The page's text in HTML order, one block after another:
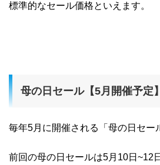
標準的なセール価格といえます。
母の日セール【5月開催予定】
毎年5月に開催される「母の日セー
前回の母の日セールは5月10日~12